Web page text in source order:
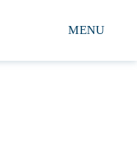
Segel-club Bonn
MENU